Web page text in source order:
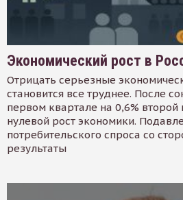
Экономический рост в
Отрицать серьезные
становится все труднее. После
первом квартале на 0,6% второй
нулевой рост экономики.
потребительского спроса со
результаты